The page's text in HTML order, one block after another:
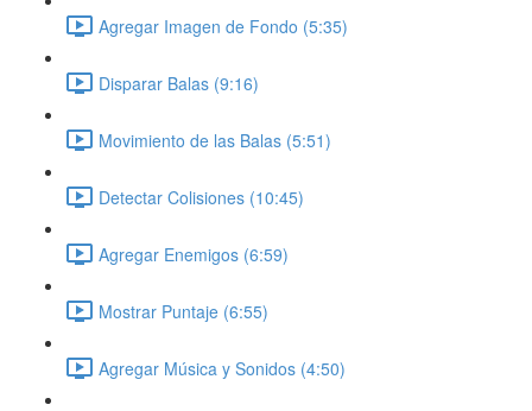
Agregar Imagen de Fondo (5:35)
Disparar Balas (9:16)
Movimiento de las Balas (5:51)
Detectar Colisiones (10:45)
Agregar Enemigos (6:59)
Mostrar Puntaje (6:55)
Agregar Música y Sonidos (4:50)